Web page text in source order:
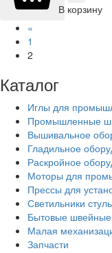
В корзину
«
1
2
Каталог
Иглы для
Промышленные
Вышивальное
Гладильное
Раскройное
Моторы для
Прессы для
Светильники
Бытовые
Малая
Запчасти